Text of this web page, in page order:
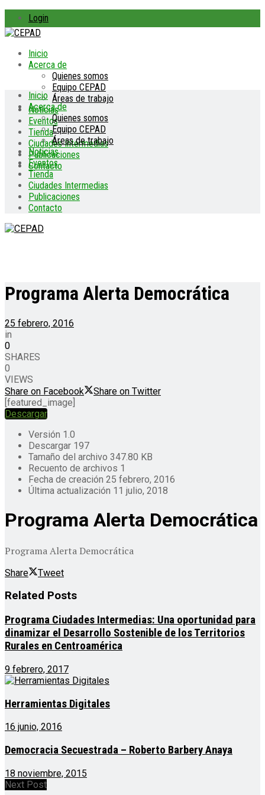
Login
Inicio
Acerca de
Quienes somos
Equipo CEPAD
Áreas de trabajo
Noticias
Eventos
Tienda
Ciudades Intermedias
Publicaciones
Contacto
Inicio
Acerca de
Quienes somos
Equipo CEPAD
Áreas de trabajo
Noticias
Eventos
Tienda
Ciudades Intermedias
Publicaciones
Contacto
Programa Alerta Democrática
25 febrero, 2016
in
0
SHARES
0
VIEWS
Share on Facebook
Share on Twitter
[featured_image]
Descargar
Versión 1.0
Descargar 197
Tamaño del archivo 347.80 KB
Recuento de archivos 1
Fecha de creación 25 febrero, 2016
Última actualización 11 julio, 2018
Programa Alerta Democrática
Programa Alerta Democrática
Share Tweet
Related Posts
Programa Ciudades Intermedias: Una oportunidad para
dinamizar el Desarrollo Sostenible de los Territorios
Rurales en Centroamérica
9 febrero, 2017
Herramientas Digitales
16 junio, 2016
Democracia Secuestrada – Roberto Barbery Anaya
18 noviembre, 2015
Next Post